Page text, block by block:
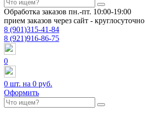
Обработка заказов пн.-пт. 10:00-19:00
прием заказов через сайт - круглосуточно
8 (901)315-41-84
8 (921)916-86-75
0
0 шт. на 0 руб.
Оформить